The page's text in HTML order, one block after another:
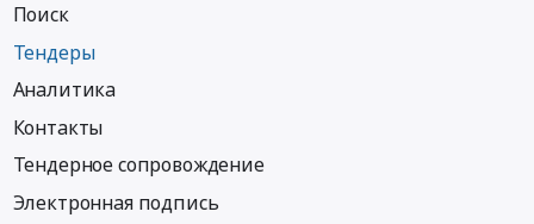
Поиск
Тендеры
Аналитика
Контакты
Тендерное сопровождение
Электронная подпись